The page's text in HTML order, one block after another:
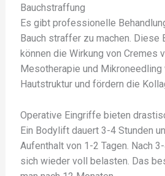
Bauchstraffung
Es gibt professionelle
Bauch straffer zu machen. Diese
können die Wirkung von Cremes
Mesotherapie und
Hautstruktur und fördern die
Operative Eingriffe bieten
Ein Bodylift dauert 3-4 Stunden
Aufenthalt von 1-2 Tagen. Nach
sich wieder voll belasten. Das